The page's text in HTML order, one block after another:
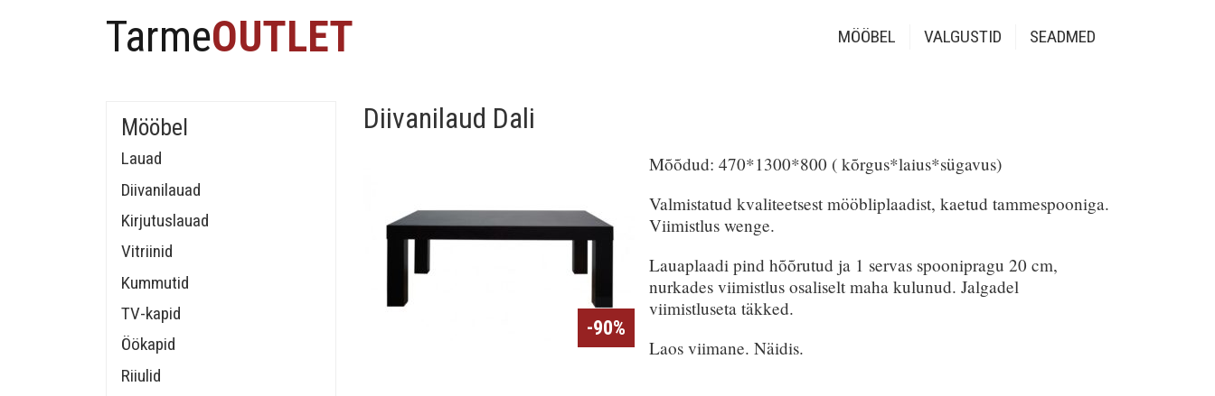
TarmeOUTLET MÖÖBEL VALGUSTID SEADMED
Mööbel
Lauad
Diivanilauad
Kirjutuslauad
Vitriinid
Kummutid
TV-kapid
Öökapid
Riiulid
Diivanilaud Dali
-90%
Mõõdud: 470*1300*800 ( kõrgus*laius*sügavus)
Valmistatud kvaliteetsest mööbliplaadist, kaetud tammespooniga.
Viimistlus wenge.
Lauaplaadi pind hõõrutud ja 1 servas spoonipragu 20 cm,
nurkades viimistlus osaliselt maha kulunud. Jalgadel
viimistluseta täkked.
Laos viimane. Näidis.